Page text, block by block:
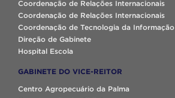
Coordenação de Relações Internacionais
Coordenação de Relações Internacionais
Coordenação de Tecnologia da Informação
Direção de Gabinete
Hospital Escola
GABINETE DO VICE-REITOR
Centro Agropecuário da Palma